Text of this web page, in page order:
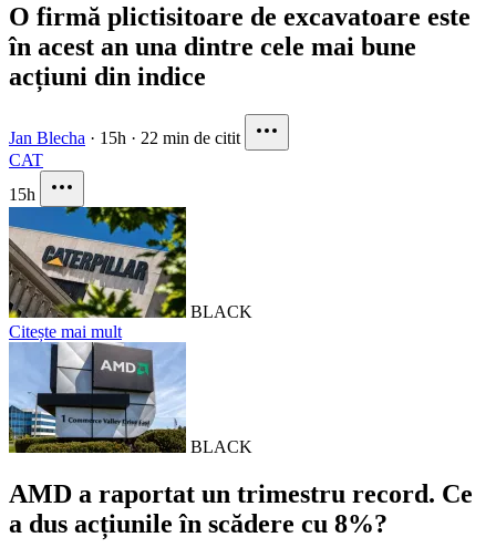
O firmă plictisitoare de excavatoare este
în acest an una dintre cele mai bune
acțiuni din indice
Jan Blecha · 15h · 22 min de citit
CAT
15h
BLACK
Citește mai mult
BLACK
AMD a raportat un trimestru record. Ce
a dus acțiunile în scădere cu 8%?